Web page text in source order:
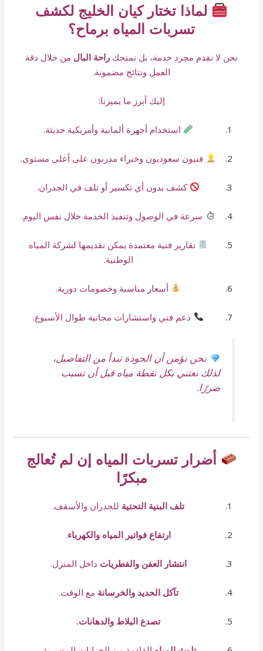
لماذا تختار كيان الخليج لكشف
تسربات المياه برماح؟
نحن لا نقدم مجرد خدمة، بل نمنحك راحة البال من خلال دقة
العمل ونتائج مضمونة.
إليك أبرز ما يميزنا:
استخدام أجهزة ألمانية وأمريكية حديثة.
فنيون سعوديون وخبراء مدربون على أعلى مستوى.
كشف بدون أي تكسير أو تلف في الجدران.
سرعة في الوصول وتنفيذ الخدمة خلال نفس اليوم.
تقارير فنية معتمدة يمكن تقديمها لشركة المياه
الوطنية.
أسعار مناسبة وخصومات دورية.
دعم فني واستشارات مجانية طوال الأسبوع.
نحن نؤمن أن الجودة تبدأ من التفاصيل،
لذلك نعتني بكل نقطة مياه قبل أن تسبب
ضررًا.
أضرار تسربات المياه إن لم تُعالج
مبكرًا
تلف البنية التحتية للجدران والأسقف.
ارتفاع فواتير المياه والكهرباء.
انتشار العفن والفطريات داخل المنزل.
تآكل الحديد والخرسانة مع الوقت.
تصدع البلاط والدهانات.